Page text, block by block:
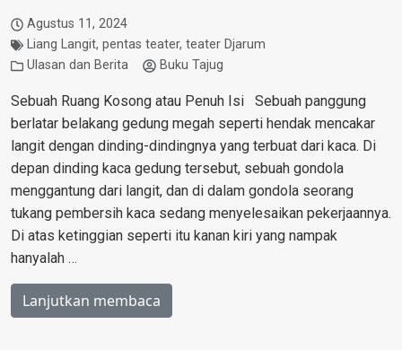
Agustus 11, 2024
Liang Langit,pentas teater,teater Djarum
Ulasan dan Berita
Buku Tajug
Sebuah Ruang Kosong atau Penuh Isi Sebuah panggung
berlatar belakang gedung megah seperti hendak mencakar
langit dengan dinding-dindingnya yang terbuat dari kaca. Di
depan dinding kaca gedung tersebut, sebuah gondola
menggantung dari langit, dan di dalam gondola seorang
tukang pembersih kaca sedang menyelesaikan pekerjaannya.
Di atas ketinggian seperti itu kanan kiri yang nampak
hanyalah …
Lanjutkan membaca